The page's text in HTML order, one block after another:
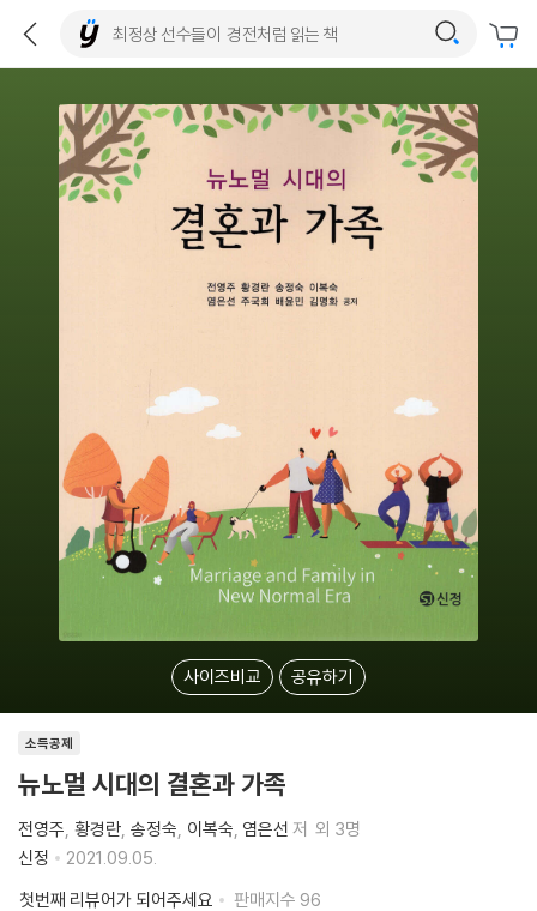
사이즈비교 공유하기
소득공제
뉴노멀 시대의 결혼과 가족
전영주 황경란 송정숙 이복숙 염은선 저 외 3명
신정
2021.09.05.
첫번째 리뷰어가 되어주세요
판매지수 96